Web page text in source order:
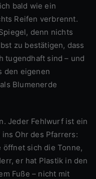
bald wie ein
Reifen verbrennt.
denn nichts
zu bestätigen, dass
tugendhaft sind – und
den eigenen
Blumenerde
Ohr des Pfarrers:
öffnet sich die Tonne,
er hat Plastik in den
Fuße – nicht mit